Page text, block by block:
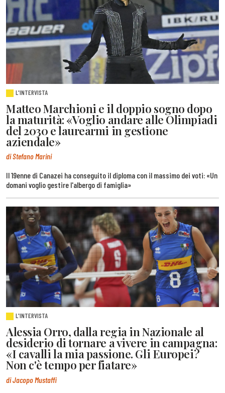
L'INTERVISTA
Matteo Marchioni e il doppio sogno dopo
la maturità: «Voglio andare alle Olimpiadi
del 2030 e laurearmi in gestione
aziendale»
di Stefano Marini
Il 19enne di Canazei ha conseguito il diploma con il massimo dei voti: «Un
domani voglio gestire l'albergo di famiglia»
L'INTERVISTA
Alessia Orro, dalla regia in Nazionale al
desiderio di tornare a vivere in campagna:
«I cavalli la mia passione. Gli Europei?
Non c'è tempo per fiatare»
di Jacopo Mustaffi